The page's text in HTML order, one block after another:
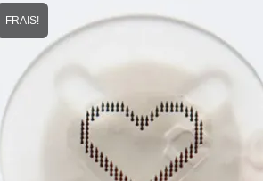
FRAIS!